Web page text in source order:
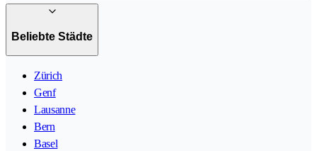
Beliebte Städte
Zürich
Genf
Lausanne
Bern
Basel